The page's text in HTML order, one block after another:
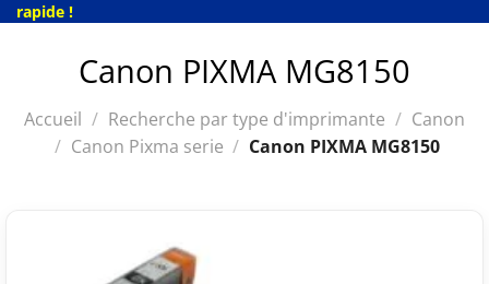
rapide !
Canon PIXMA MG8150
Accueil / Recherche par type d'imprimante / Canon
/ Canon Pixma serie / Canon PIXMA MG8150